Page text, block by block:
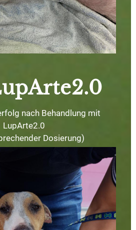
nach Behandlung mit
LupArte2.0
Dosierung)